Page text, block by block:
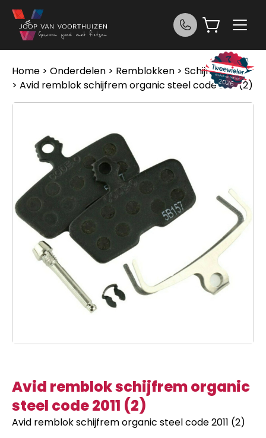
Ga naar de inhoud
Home > Onderdelen > Remblokken > Schijfremmen
> Avid remblok schijfrem organic steel code 2011 (2)
Avid remblok schijfrem organic
steel code 2011 (2)
Avid remblok schijfrem organic steel code 2011 (2)